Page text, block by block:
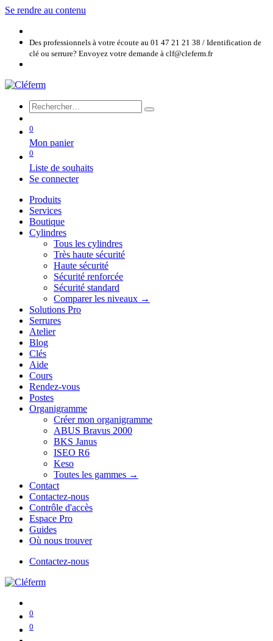
Se rendre au contenu
Des professionnels à votre écoute au 01 47 21 21 38 / Identification de
clé ou serrure? Envoyez votre demande à clf@cleferm.fr
0
Mon panier
0
Liste de souhaits
Se connecter
Produits
Services
Boutique
Cylindres
Tous les cylindres
Très haute sécurité
Haute sécurité
Sécurité renforcée
Sécurité standard
Comparer les niveaux →
Solutions Pro
Serrures
Atelier
Blog
Clés
Aide
Cours
Rendez-vous
Postes
Organigramme
Créer mon organigramme
ABUS Bravus 2000
BKS Janus
ISEO R6
Keso
Toutes les gammes →
Contact
Contactez-nous
Contrôle d'accès
Espace Pro
Guides
Où nous trouver
Contactez-nous
0
0